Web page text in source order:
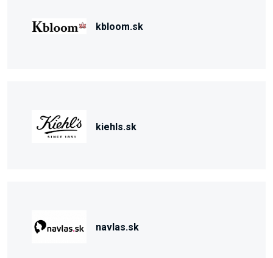
kbloom.sk
kiehls.sk
navlas.sk